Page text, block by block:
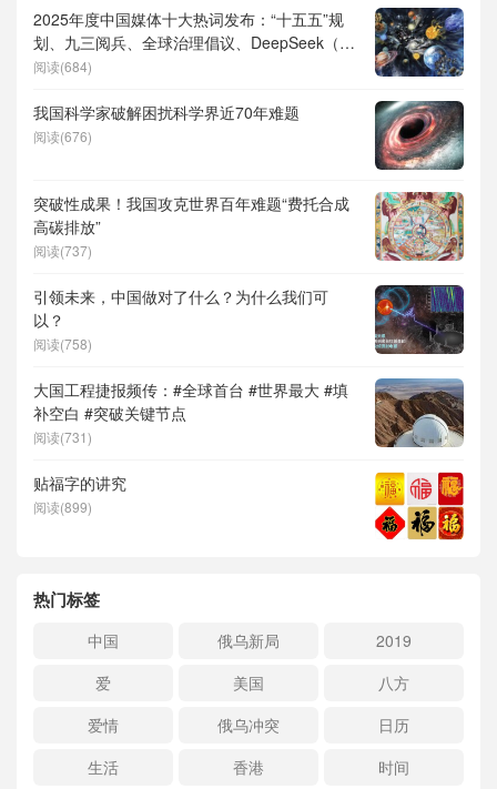
2025年度中国媒体十大热词发布：“十五五”规
划、九三阅兵、全球治理倡议、DeepSeek（深
度求索）、人形机器人、苏超、票根经济、育
阅读(684)
我国科学家破解困扰科学界近70年难题
阅读(676)
突破性成果！我国攻克世界百年难题“费托合成
高碳排放”
阅读(737)
引领未来，中国做对了什么？为什么我们可
以？
阅读(758)
大国工程捷报频传：#全球首台 #世界最大 #填
补空白 #突破关键节点
阅读(731)
贴福字的讲究
阅读(899)
热门标签
中国 俄乌新局
2019
爱
美国
八方
爱情
俄乌冲突
日历
生活
香港
时间